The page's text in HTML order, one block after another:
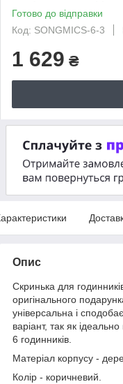
Готово до відправки
Код: SONGMICS-6-3
1 629 ₴
Опис
Скринька для
оригінального
універсальна і
варіант, так як
6 годинників.
Матеріал корпусу -
Колір - коричневий.